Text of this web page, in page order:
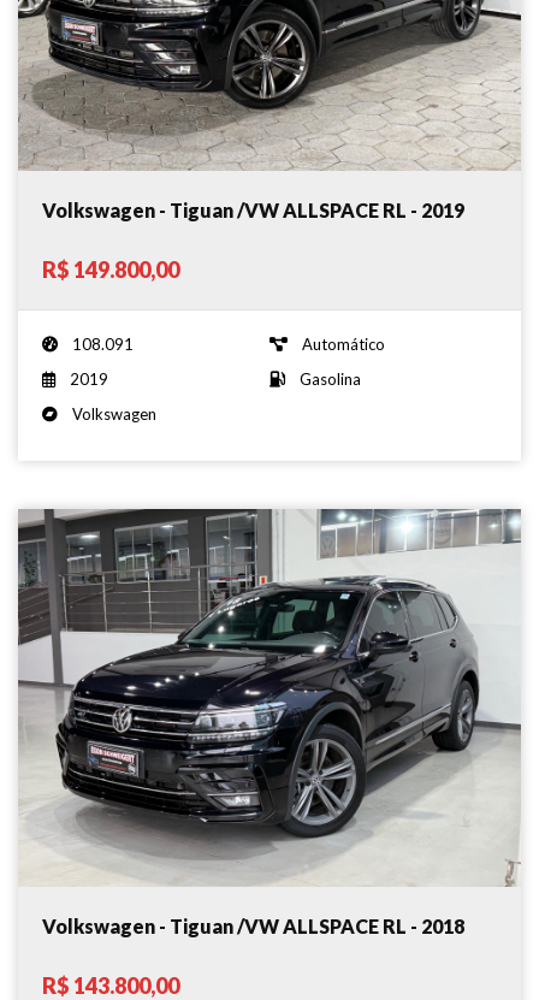
Volkswagen - Tiguan /VW ALLSPACE RL - 2019
R$ 149.800,00
108.091
Automático
2019
Gasolina
Volkswagen
Volkswagen - Tiguan /VW ALLSPACE RL - 2018
R$ 143.800,00